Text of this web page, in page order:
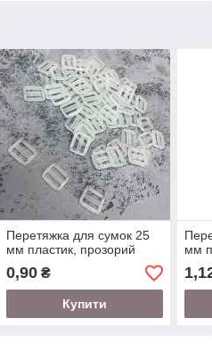
Перетяжка для сумок 25
мм пластик, прозорий
0,90₴
Купити
мм